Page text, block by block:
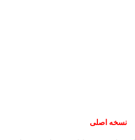
نسخه اصلی